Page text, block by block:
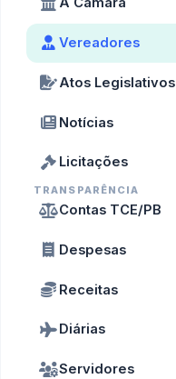
Vereadores
Atos Legislativos
Notícias
Licitações
TRANSPARÊNCIA
Contas TCE/PB
Despesas
Receitas
Diárias
Servidores